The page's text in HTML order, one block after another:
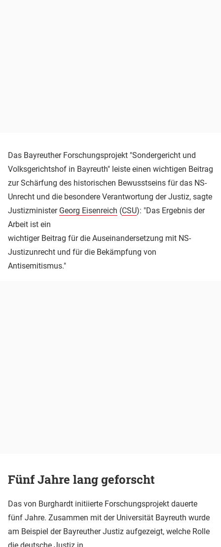
Das Bayreuther Forschungsprojekt "Sondergericht und
Volksgerichtshof in Bayreuth" leiste einen wichtigen Beitrag
zur Schärfung des historischen Bewusstseins für das NS-
Unrecht und die besondere Verantwortung der Justiz, sagte
Justizminister Georg Eisenreich (CSU): "Das Ergebnis der
Arbeit ist ein
wichtiger Beitrag für die Auseinandersetzung mit NS-
Justizunrecht und für die Bekämpfung von
Antisemitismus."
Fünf Jahre lang geforscht
Das von Burghardt initiierte Forschungsprojekt dauerte
fünf Jahre. Zusammen mit der Universität Bayreuth wurde
am Beispiel der Bayreuther Justiz aufgezeigt, welche Rolle